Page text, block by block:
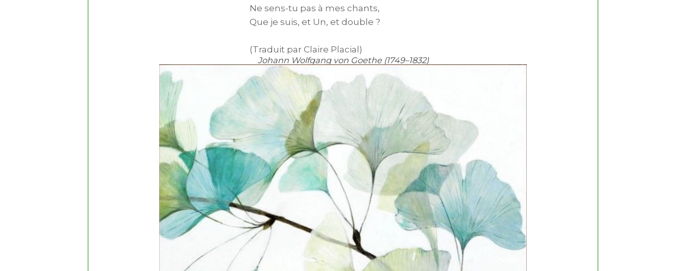
Ne sens-tu pas à mes chants,
Que je suis, et Un, et double ?
(Traduit par Claire Placial)
Johann Wolfgang von Goethe (1749–1832)